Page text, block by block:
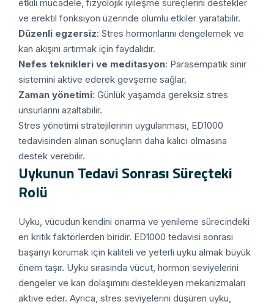
etkili mücadele, fizyolojik iyileşme süreçlerini destekler
ve erektil fonksiyon üzerinde olumlu etkiler yaratabilir.
Düzenli egzersiz: Stres hormonlarını dengelemek ve
kan akışını artırmak için faydalıdır.
Nefes teknikleri ve meditasyon: Parasempatik sinir
sistemini aktive ederek gevşeme sağlar.
Zaman yönetimi: Günlük yaşamda gereksiz stres
unsurlarını azaltabilir.
Stres yönetimi stratejilerinin uygulanması, ED1000
tedavisinden alınan sonuçların daha kalıcı olmasına
destek verebilir.
Uykunun Tedavi Sonrası Süreçteki
Rolü
Uyku, vücudun kendini onarma ve yenileme sürecindeki
en kritik faktörlerden biridir. ED1000 tedavisi sonrası
başarıyı korumak için kaliteli ve yeterli uyku almak büyük
önem taşır. Uyku sırasında vücut, hormon seviyelerini
dengeler ve kan dolaşımını destekleyen mekanizmaları
aktive eder. Ayrıca, stres seviyelerini düşüren uyku,